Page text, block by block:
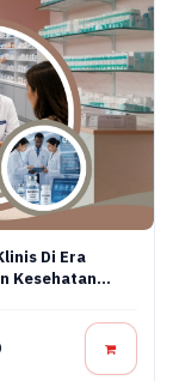
Di Era
Kesehatan